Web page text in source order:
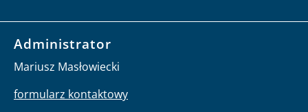
Administrator
Mariusz Masłowiecki
formularz kontaktowy